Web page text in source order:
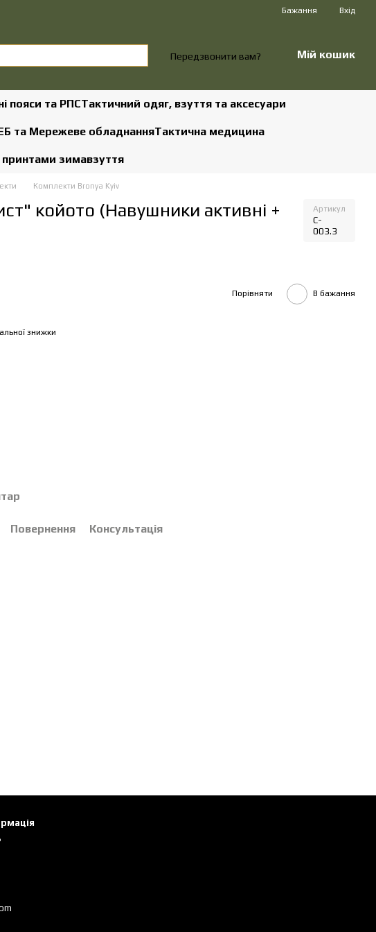
Бажання Вхід
Передзвонити вам? Мій кошик
пояси та РПСТактичний одяг, взуття та аксесуари
та Мережеве обладнанняТактична медицина
зимавзуття
Комплекти Bronya Kyiv
койото (Навушники активні +
Артикул
C-
003.3
Порівняти В бажання
знижки
Повернення Консультація